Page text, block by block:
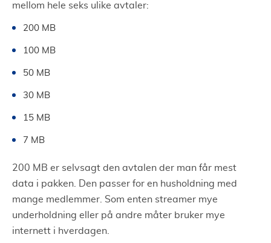
mellom hele seks ulike avtaler:
200 MB
100 MB
50 MB
30 MB
15 MB
7 MB
200 MB er selvsagt den avtalen der man får mest
data i pakken. Den passer for en husholdning med
mange medlemmer. Som enten streamer mye
underholdning eller på andre måter bruker mye
internett i hverdagen.